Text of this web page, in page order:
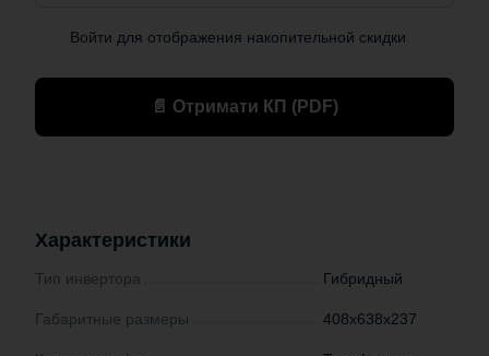
Войти для отображения накопительной скидки
📄 Отримати КП (PDF)
Характеристики
Тип инвертора Гибридный
Габаритные размеры 408х638х237